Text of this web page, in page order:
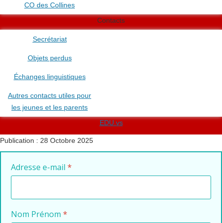
CO des Collines
Contacts
Secrétariat
Objets perdus
Échanges linguistiques
Autres contacts utiles pour
les jeunes et les parents
EDU.vs
Publication : 28 Octobre 2025
Adresse e-mail *
Nom Prénom *